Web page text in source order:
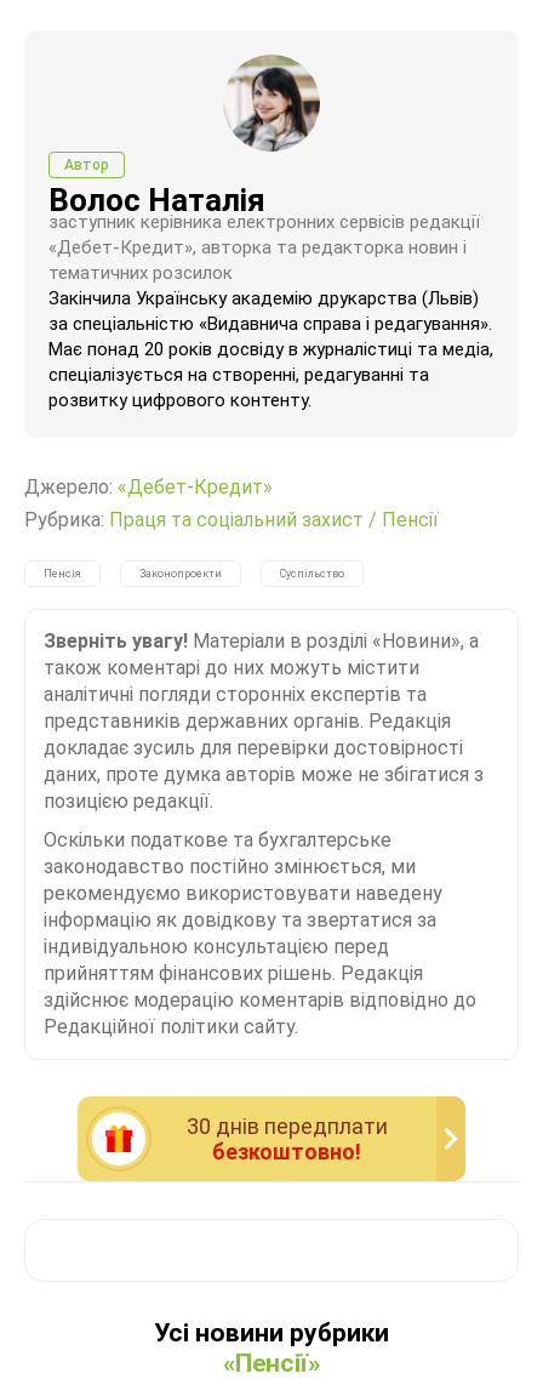
Автор
Волос Наталія
заступник керівника електронних сервісів редакції
«Дебет-Кредит», авторка та редакторка новин і
тематичних розсилок
Закінчила Українську академію друкарства (Львів)
за спеціальністю «Видавнича справа і редагування».
Має понад 20 років досвіду в журналістиці та медіа,
спеціалізується на створенні, редагуванні та
розвитку цифрового контенту.
Джерело: «Дебет-Кредит»
Рубрика: Праця та соціальний захист / Пенсії
Пенсія Законопроекти Суспільство
Зверніть увагу! Матеріали в розділі «Новини», а
також коментарі до них можуть містити
аналітичні погляди сторонніх експертів та
представників державних органів. Редакція
докладає зусиль для перевірки достовірності
даних, проте думка авторів може не збігатися з
позицією редакції.
Оскільки податкове та бухгалтерське
законодавство постійно змінюється, ми
рекомендуємо використовувати наведену
інформацію як довідкову та звертатися за
індивідуальною консультацією перед
прийняттям фінансових рішень. Редакція
здійснює модерацію коментарів відповідно до
Редакційної політики сайту.
30 днiв передплати
безкоштовно!
Усі новини рубрики
«Пенсії»